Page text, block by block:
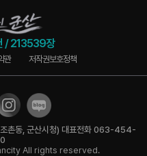
/213539장
관 저작권보호정책
촌동, 군산시청) 대표전화 063-454-
All rights reserved.